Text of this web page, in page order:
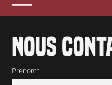
Nous
Prénom*